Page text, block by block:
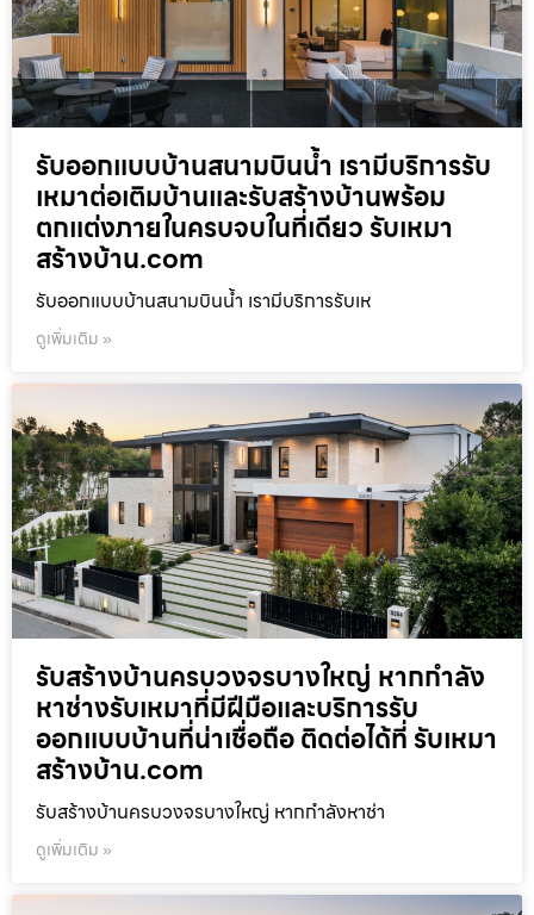
รับออกแบบบ้านสนามบินน้ำ เรามีบริการรับ
เหมาต่อเติมบ้านและรับสร้างบ้านพร้อม
ตกแต่งภายในครบจบในที่เดียว รับเหมา
สร้างบ้าน.com
รับออกแบบบ้านสนามบินน้ำ เรามีบริการรับเห
ดูเพิ่มเติม »
รับสร้างบ้านครบวงจรบางใหญ่ หากกำลัง
หาช่างรับเหมาที่มีฝีมือและบริการรับ
ออกแบบบ้านที่น่าเชื่อถือ ติดต่อได้ที่ รับเหมา
สร้างบ้าน.com
รับสร้างบ้านครบวงจรบางใหญ่ หากกำลังหาช่า
ดูเพิ่มเติม »